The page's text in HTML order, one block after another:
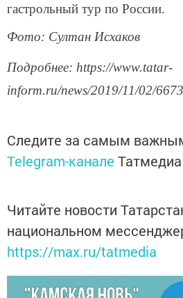
гастрольный тур по России.
Фото: Султан Исхаков
Подробнее: https://www.tatar-
inform.ru/news/2019/11/02/
Следите за самым
Telegram-канале Татмедиа
Читайте новости
национальном
https://max.ru/tatmedia